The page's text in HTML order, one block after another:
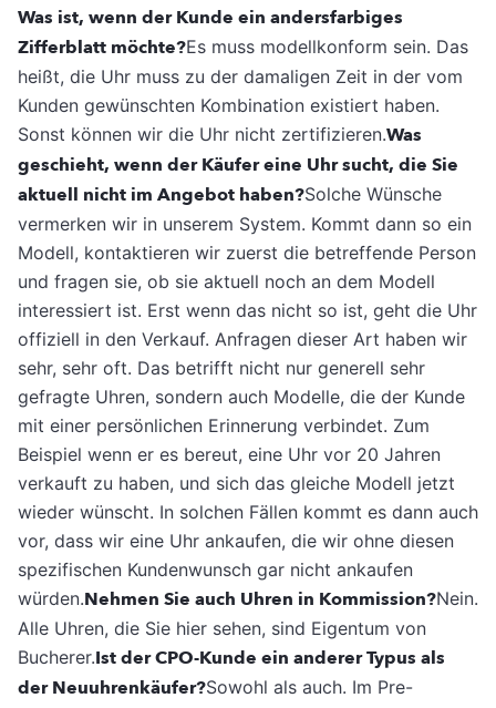
Was ist, wenn der Kunde ein andersfarbiges
Zifferblatt möchte?Es muss modellkonform sein. Das
heißt, die Uhr muss zu der damaligen Zeit in der vom
Kunden gewünschten Kombination existiert haben.
Sonst können wir die Uhr nicht zertifizieren.Was
geschieht, wenn der Käufer eine Uhr sucht, die Sie
aktuell nicht im Angebot haben?Solche Wünsche
vermerken wir in unserem System. Kommt dann so ein
Modell, kontaktieren wir zuerst die betreffende Person
und fragen sie, ob sie aktuell noch an dem Modell
interessiert ist. Erst wenn das nicht so ist, geht die Uhr
offiziell in den Verkauf. Anfragen dieser Art haben wir
sehr, sehr oft. Das betrifft nicht nur generell sehr
gefragte Uhren, sondern auch Modelle, die der Kunde
mit einer persönlichen Erinnerung verbindet. Zum
Beispiel wenn er es bereut, eine Uhr vor 20 Jahren
verkauft zu haben, und sich das gleiche Modell jetzt
wieder wünscht. In solchen Fällen kommt es dann auch
vor, dass wir eine Uhr ankaufen, die wir ohne diesen
spezifischen Kundenwunsch gar nicht ankaufen
würden.Nehmen Sie auch Uhren in Kommission?Nein.
Alle Uhren, die Sie hier sehen, sind Eigentum von
Bucherer.Ist der CPO-Kunde ein anderer Typus als
der Neuuhrenkäufer?Sowohl als auch. Im Pre-